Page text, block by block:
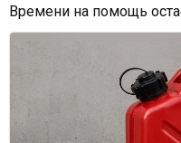
Времени на помощь